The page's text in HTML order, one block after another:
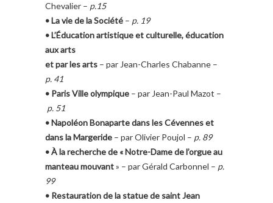
Chevalier – p.15
• La vie de la Société – p. 19
• L’Éducation artistique et culturelle, éducation
aux arts
et par les arts – par Jean-Charles Chabanne –
p. 41
• Paris Ville olympique – par Jean-Paul Mazot –
p. 51
• Napoléon Bonaparte dans les Cévennes et
dans la Margeride – par Olivier Poujol – p. 89
• À la recherche de « Notre-Dame de l’orgue au
manteau mouvant» – par Gérald Carbonnel – p.
99
• Restauration de la statue de saint Jean